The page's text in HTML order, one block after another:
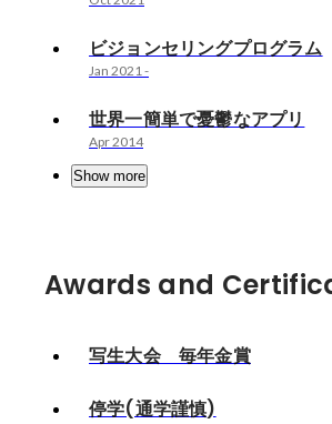
ビジョンセリングプログラム
Jan 2021-
世界一簡単で憂鬱なアプリ
Apr 2014
Show more
Awards and
写生大会 毎年金賞
停学(通学謹慎)